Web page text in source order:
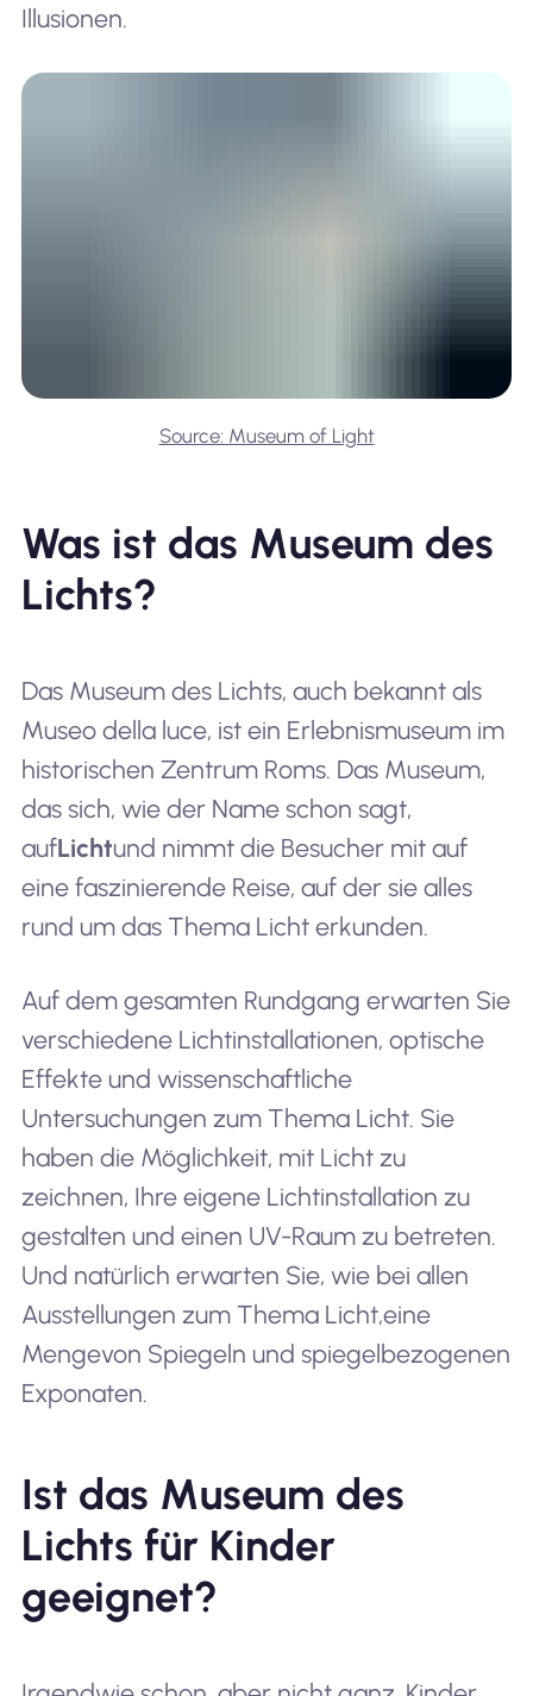
Illusionen.
Source: Museum of Light
Was ist das Museum des
Lichts?
Das Museum des Lichts, auch bekannt als
Museo della luce, ist ein Erlebnismuseum im
historischen Zentrum Roms. Das Museum,
das sich, wie der Name schon sagt,
aufLichtund nimmt die Besucher mit auf
eine faszinierende Reise, auf der sie alles
rund um das Thema Licht erkunden.
Auf dem gesamten Rundgang erwarten Sie
verschiedene Lichtinstallationen, optische
Effekte und wissenschaftliche
Untersuchungen zum Thema Licht. Sie
haben die Möglichkeit, mit Licht zu
zeichnen, Ihre eigene Lichtinstallation zu
gestalten und einen UV-Raum zu betreten.
Und natürlich erwarten Sie, wie bei allen
Ausstellungen zum Thema Licht,eine
Mengevon Spiegeln und spiegelbezogenen
Exponaten.
Ist das Museum des
Lichts für Kinder
geeignet?